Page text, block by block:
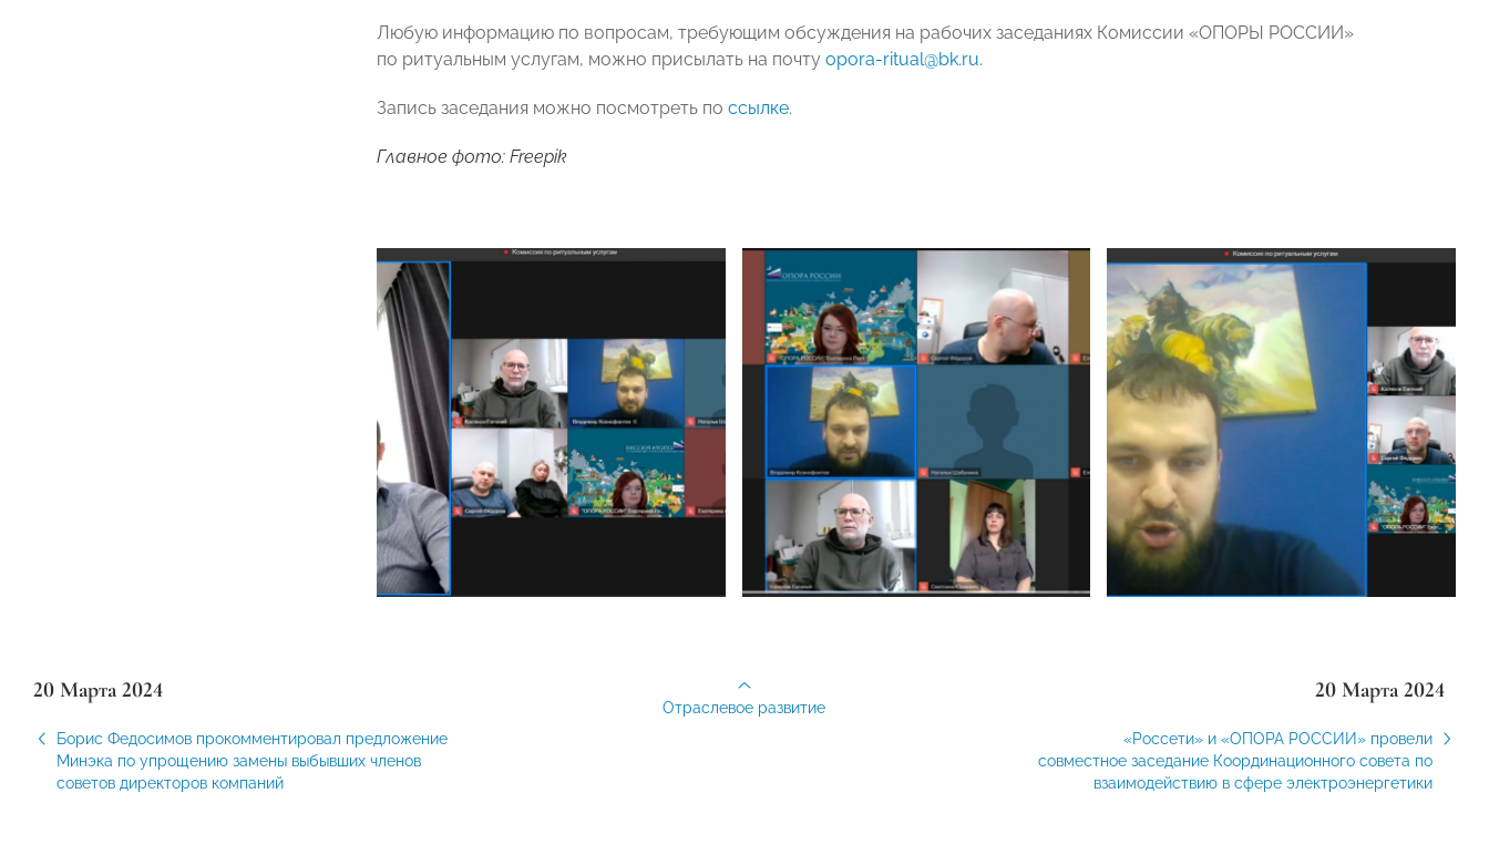
Любую информацию по вопросам, требующим обсуждения на рабочих заседаниях Комиссии «ОПОРЫ РОССИИ»
по ритуальным услугам, можно присылать на почту opora-ritual@bk.ru.
Запись заседания можно посмотреть по ссылке.
Главное фото: Freepik
20 Марта 2024
Борис Федосимов прокомментировал предложение
Минэка по упрощению замены выбывших членов
советов директоров компаний
20 Марта 2024
«Россети» и «ОПОРА РОССИИ» провели
совместное заседание Координационного совета по
взаимодействию в сфере электроэнергетики
Отраслевое развитие